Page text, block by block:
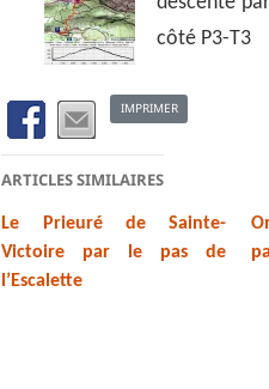
côté P3-T3
IMPRIMER
ARTICLES SIMILAIRES
Le Prieuré de Sainte-
Victoire par le pas de
l’Escalette